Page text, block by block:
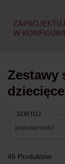
Zestawy stolik i krzesełka
dziecięce
45 Produktów
SORTUJ
popularność